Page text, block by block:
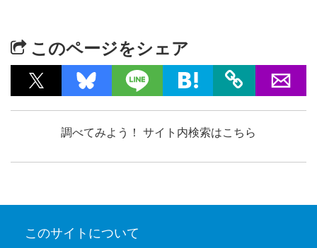
このページをシェア
調べてみよう！ サイト内検索はこちら
このサイトについて